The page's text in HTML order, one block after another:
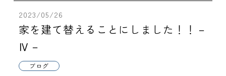
2023/05/26
家を建て替えることにしました！！－
Ⅳ－
ブログ